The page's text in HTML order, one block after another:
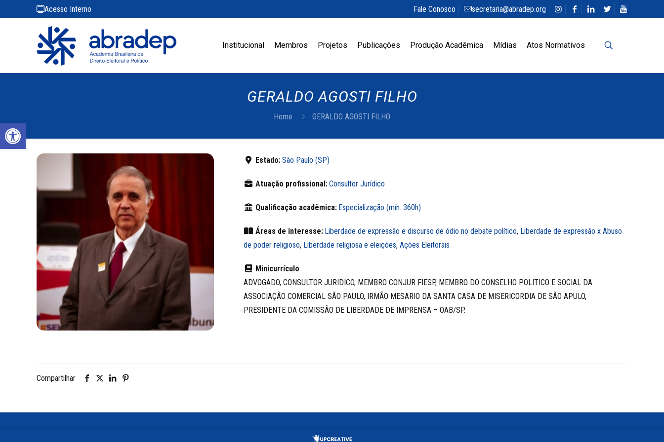
Abrir a barra de ferramentas
Acesso Interno Fale Conosco secretaria@abradep.org
Institucional Membros Projetos Publicações Produção Acadêmica Mídias Atos Normativos
GERALDO AGOSTI FILHO
Home GERALDO AGOSTI FILHO
Estado:São Paulo (SP)
Atuação profissional:Consultor Jurídico
Qualificação acadêmica: Especialização (mín. 360h)
Áreas de interesse: Liberdade de expressão e discurso de ódio no debate político, Liberdade de expressão x Abuso
de poder religioso, Liberdade religiosa e eleições, Ações Eleitorais
Minicurrículo
ADVOGADO, CONSULTOR JURIDICO, MEMBRO CONJUR FIESP, MEMBRO DO CONSELHO POLITICO E SOCIAL DA
ASSOCIAÇÃO COMERCIAL SÃO PAULO, IRMÃO MESARIO DA SANTA CASA DE MISERICORDIA DE SÃO APULO,
PRESIDENTE DA COMISSÃO DE LIBERDADE DE IMPRENSA – OAB/SP.
Compartilhar